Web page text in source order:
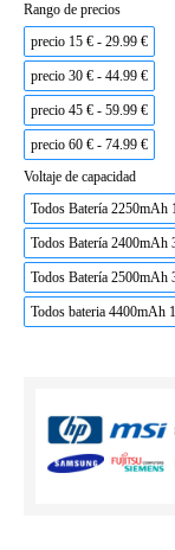
Rango de precios
precio 15 € - 29.99 €
precio 30 € - 44.99 €
precio 45 € - 59.99 €
precio 60 € - 74.99 €
Voltaje de capacidad
Todos Batería 2250mAh
Todos Batería 2400mAh
Todos Batería 2500mAh
Todos bateria 4400mAh